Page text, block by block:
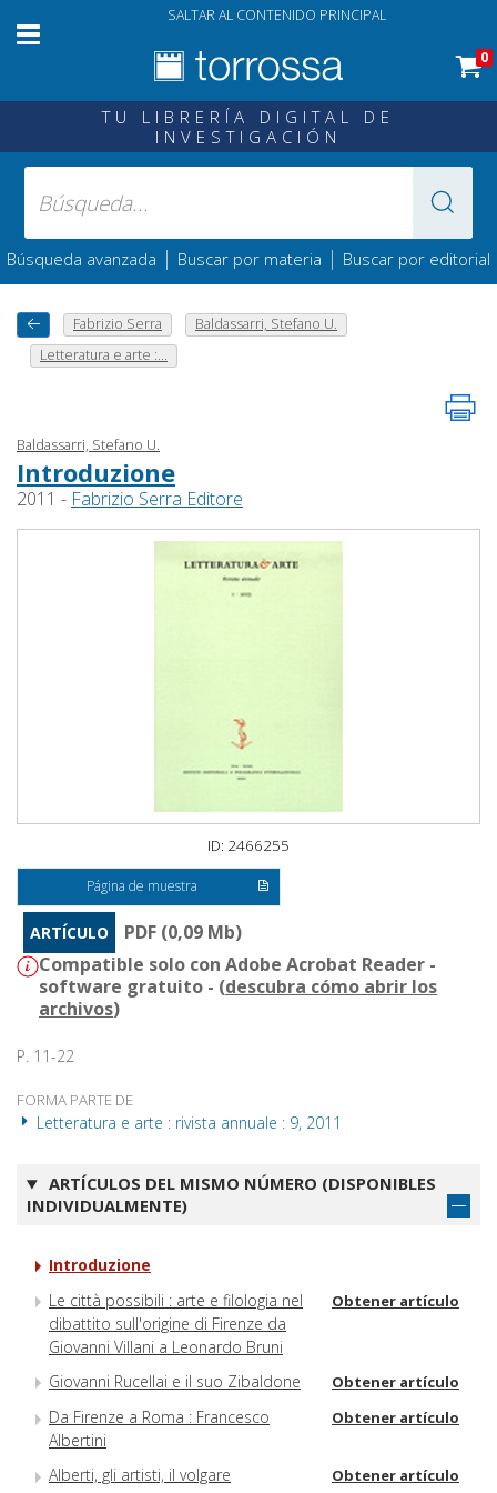
SALTAR AL CONTENIDO PRINCIPAL
0
TU LIBRERÍA DIGITAL DE
INVESTIGACIÓN
Búsqueda avanzada | Buscar por materia | Buscar por editorial
Fabrizio Serra
Baldassarri, Stefano U.
Letteratura e arte :...
Baldassarri, Stefano U.
Introduzione
2011 - Fabrizio Serra Editore
ID: 2466255
Página de muestra
ARTÍCULO
PDF (0,09 Mb)
Compatible solo con Adobe Acrobat Reader -
software gratuito - (descubra cómo abrir los
archivos)
P. 11-22
FORMA PARTE DE
Letteratura e arte : rivista annuale : 9, 2011
ARTÍCULOS DEL MISMO NÚMERO (DISPONIBLES
INDIVIDUALMENTE)
Introduzione
Le città possibili : arte e filologia nel
dibattito sull'origine di Firenze da
Giovanni Villani a Leonardo Bruni
Obtener artículo
Giovanni Rucellai e il suo Zibaldone Obtener artículo
Da Firenze a Roma : Francesco
Albertini
Obtener artículo
Alberti, gli artisti, il volgare Obtener artículo